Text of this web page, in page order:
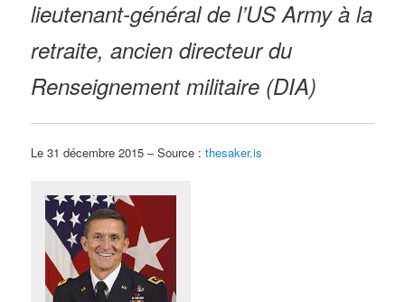
lieutenant-général de l’US Army à la
retraite, ancien directeur du
Renseignement militaire (DIA)
Le 31 décembre 2015 – Source :thesaker.is